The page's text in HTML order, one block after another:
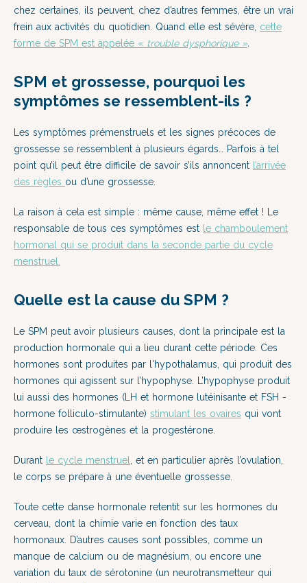
chez certaines, ils peuvent, chez d’autres femmes, être un vrai
frein aux activités du quotidien. Quand elle est sévère, cette
forme de SPM est appelée « trouble dysphorique ».
SPM et grossesse, pourquoi les
symptômes se ressemblent-ils ?
Les symptômes prémenstruels et les signes précoces de
grossesse se ressemblent à plusieurs égards… Parfois à tel
point qu’il peut être difficile de savoir s’ils annoncent l’arrivée
des règles ou d’une grossesse.
La raison à cela est simple : même cause, même effet ! Le
responsable de tous ces symptômes est le chamboulement
hormonal qui se produit dans la seconde partie du cycle
menstruel.
Quelle est la cause du SPM ?
Le SPM peut avoir plusieurs causes, dont la principale est la
production hormonale qui a lieu durant cette période. Ces
hormones sont produites par l'hypothalamus, qui produit des
hormones qui agissent sur l’hypophyse. L’hypophyse produit
lui aussi des hormones (LH et hormone lutéinisante et FSH -
hormone folliculo-stimulante) stimulant les ovaires qui vont
produire les œstrogènes et la progestérone.
Durant le cycle menstruel
, et en particulier après l’ovulation,
le corps se prépare à une éventuelle grossesse.
Toute cette danse hormonale retentit sur les hormones du
cerveau, dont la chimie varie en fonction des taux
hormonaux. D’autres causes sont possibles, comme un
manque de calcium ou de magnésium, ou encore une
variation du taux de sérotonine (un neurotransmetteur qui